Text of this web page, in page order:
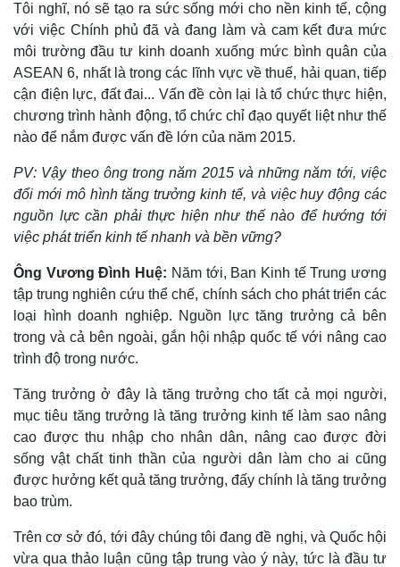
Kinh tế
Bất động sản
Khởi nghiệp
Thị trường
Giá vàng
Tiêu dùng
Tỷ giá
Giá cà phê
Tôi nghĩ, nó sẽ tạo ra sức sống mới cho nền kinh tế, cộng
với việc Chính phủ đã và đang làm và cam kết đưa mức
môi trường đầu tư kinh doanh xuống mức bình quân của
ASEAN 6, nhất là trong các lĩnh vực về thuế, hải quan, tiếp
cận điện lực, đất đai... Vấn đề còn lại là tổ chức thực hiện,
chương trình hành động, tổ chức chỉ đạo quyết liệt như thế
nào để nắm được vấn đề lớn của năm 2015.
PV: Vậy theo ông trong năm 2015 và những năm tới, việc
đổi mới mô hình tăng trưởng kinh tế, và việc huy động các
nguồn lực cần phải thực hiện như thế nào để hướng tới
việc phát triển kinh tế nhanh và bền vững?
Ông Vương Đình Huệ: Năm tới, Ban Kinh tế Trung ương
tập trung nghiên cứu thể chế, chính sách cho phát triển các
loại hình doanh nghiệp. Nguồn lực tăng trưởng cả bên
trong và cả bên ngoài, gắn hội nhập quốc tế với nâng cao
trình độ trong nước.
Tăng trưởng ở đây là tăng trưởng cho tất cả mọi người,
mục tiêu tăng trưởng là tăng trưởng kinh tế làm sao nâng
cao được thu nhập cho nhân dân, nâng cao được đời
sống vật chất tinh thần của người dân làm cho ai cũng
được hưởng kết quả tăng trưởng, đấy chính là tăng trưởng
bao trùm.
Trên cơ sở đó, tới đây chúng tôi đang đề nghị, và Quốc hội
vừa qua thảo luận cũng tập trung vào ý này, tức là đầu tư